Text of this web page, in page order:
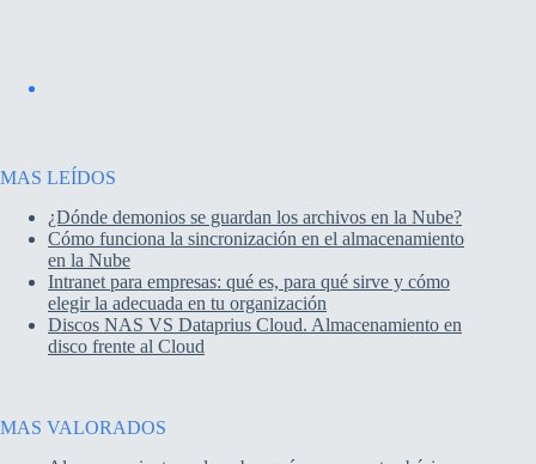
MAS LEÍDOS
¿Dónde demonios se guardan los archivos en la Nube?
Cómo funciona la sincronización en el almacenamiento
en la Nube
Intranet para empresas: qué es, para qué sirve y cómo
elegir la adecuada en tu organización
Discos NAS VS Dataprius Cloud. Almacenamiento en
disco frente al Cloud
MAS VALORADOS